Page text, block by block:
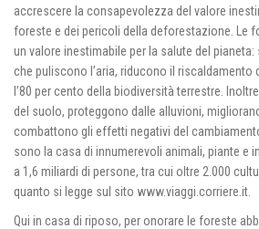
accrescere la consapevolezza del valore
foreste e dei pericoli della deforestazione. Le
un valore inestimabile per la salute del
che puliscono l’aria, riducono il riscaldamento
l’80 per cento della biodiversità terrestre.
del suolo, proteggono dalle alluvioni,
combattono gli effetti negativi del
sono la casa di innumerevoli animali, piante e
a 1,6 miliardi di persone, tra cui oltre 2.000
quanto si legge sul sito www.viaggi.corriere.it.
Qui in casa di riposo, per onorare le foreste